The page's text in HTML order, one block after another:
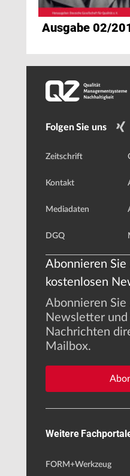
Ausgabe 02/
Folgen Sie uns
Zeitschrift
Kontakt
Mediadaten
DGQ
Abonnieren Sie
kostenlosen
Abonnieren Sie
Newsletter
Nachrichten
Mailbox.
Weitere
FORM+Werkzeug